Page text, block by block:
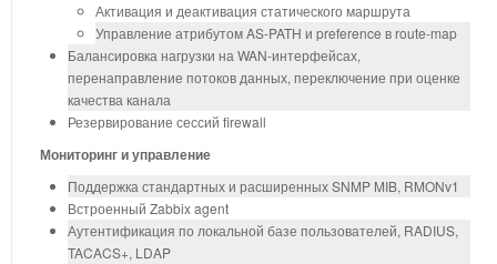
Активация и деактивация статического маршрута
Управление атрибутом AS-PATH и preference в route-map
Балансировка нагрузки на WAN-интерфейсах,
перенаправление потоков данных, переключение при оценке
качества канала
Резервирование сессий firewall
Мониторинг и управление
Поддержка стандартных и расширенных SNMP MIB, RMONv1
Встроенный Zabbix agent
Аутентификация по локальной базе пользователей, RADIUS,
TACACS+, LDAP